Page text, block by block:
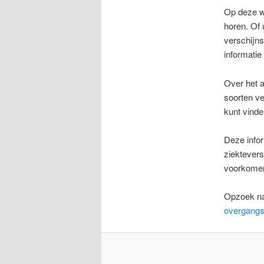
Op deze
horen. Of
Over het
soorten
kunt
Deze
Opzoek